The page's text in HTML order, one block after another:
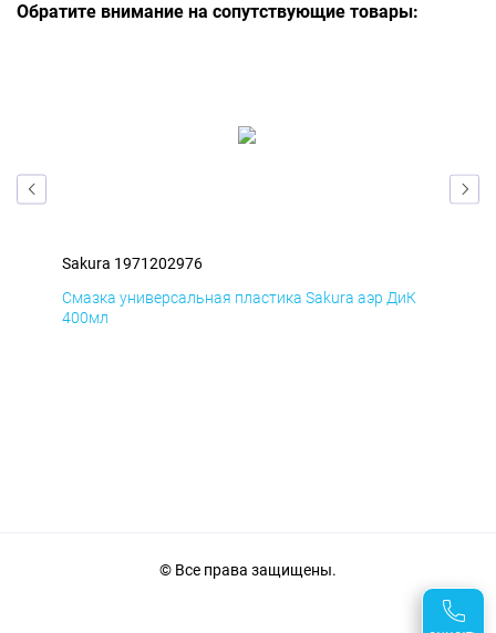
Обратите внимание на сопутствующие товары:
Sakura 1971202976
Смазка универсальная пластика Sakura аэр ДиК
400мл
© Все права защищены.